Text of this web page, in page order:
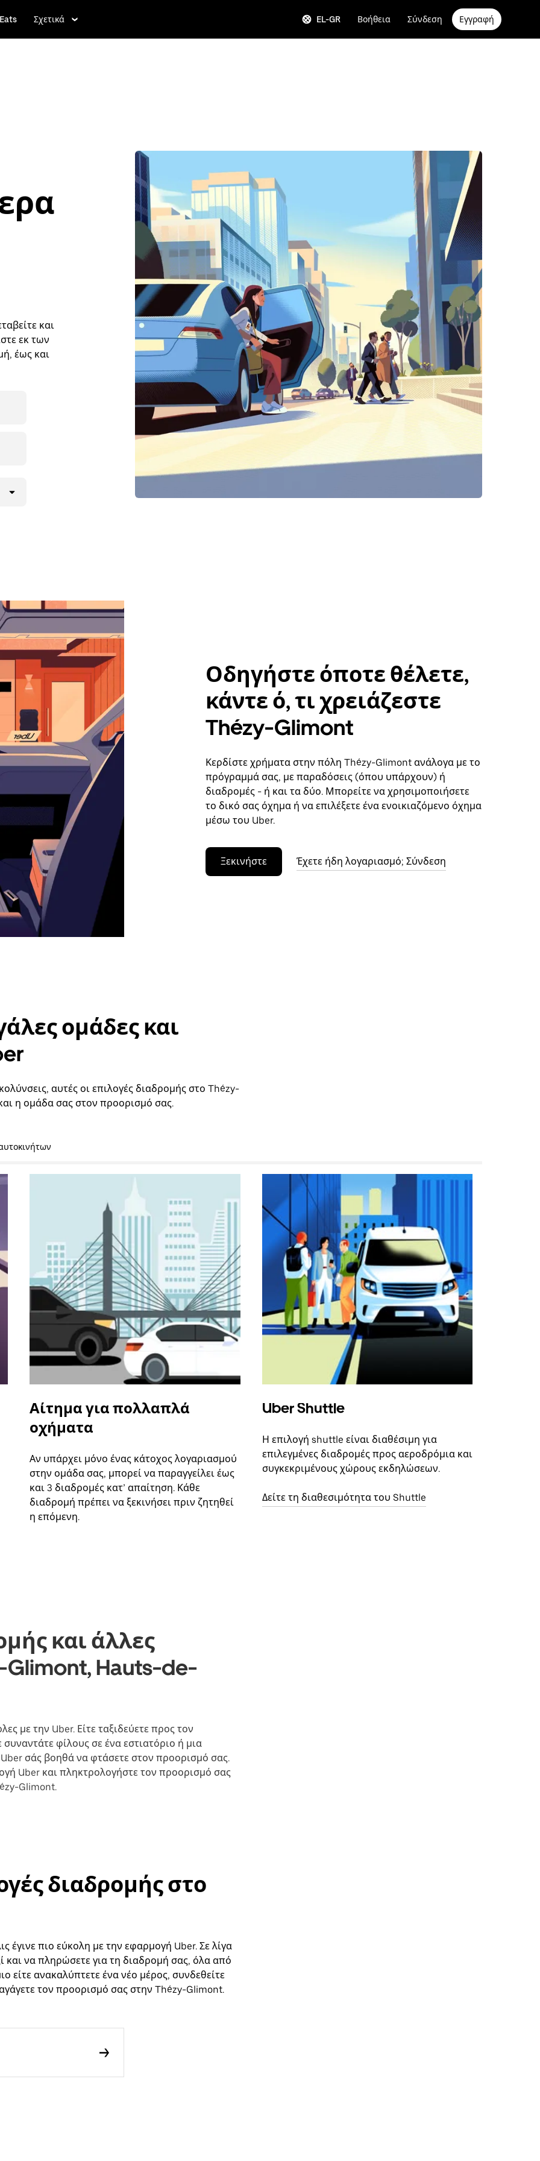
Σχετικά EL-GR Βοήθεια Σύνδεση Εγγραφή
και
εκ των
έως και
Οδηγήστε όποτε θέλετε,
κάντε ό, τι χρειάζεστε
Thézy-Glimont
Κερδίστε χρήματα στην πόλη Thézy-Glimont ανάλογα με το
πρόγραμμά σας, με παραδόσεις (όπου υπάρχουν) ή
διαδρομές - ή και τα δύο. Μπορείτε να χρησιμοποιήσετε
το δικό σας όχημα ή να επιλέξετε ένα ενοικιαζόμενο όχημα
μέσω του Uber.
Ξεκινήστε Έχετε ήδη λογαριασμό; Σύνδεση
ομάδες και
αυτές οι επιλογές διαδρομής στο Thézy-
η ομάδα σας στον προορισμό σας.
Αίτημα για πολλαπλά
οχήματα
Αν υπάρχει μόνο ένας κάτοχος λογαριασμού
στην ομάδα σας, μπορεί να παραγγείλει έως
και 3 διαδρομές κατ’ απαίτηση. Κάθε
διαδρομή πρέπει να ξεκινήσει πριν ζητηθεί
η επόμενη.
Uber Shuttle
Η επιλογή shuttle είναι διαθέσιμη για
επιλεγμένες διαδρομές προς αεροδρόμια και
συγκεκριμένους χώρους εκδηλώσεων.
Δείτε τη διαθεσιμότητα του Shuttle
και άλλες
Hauts-de-
με την Uber. Είτε ταξιδεύετε προς τον
φίλους σε ένα εστιατόριο ή μια
σάς βοηθά να φτάσετε στον προορισμό σας.
Uber και πληκτρολογήστε τον προορισμό σας
Glimont.
διαδρομής στο
έγινε πιο εύκολη με την εφαρμογή Uber. Σε λίγα
και να πληρώσετε για τη διαδρομή σας, όλα από
είτε ανακαλύπτετε ένα νέο μέρος, συνδεθείτε
τον προορισμό σας στην Thézy-Glimont.